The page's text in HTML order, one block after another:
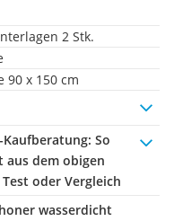
2 Stk.
90 x 150 cm
: So
aus dem obigen
oder Vergleich
wasserdicht